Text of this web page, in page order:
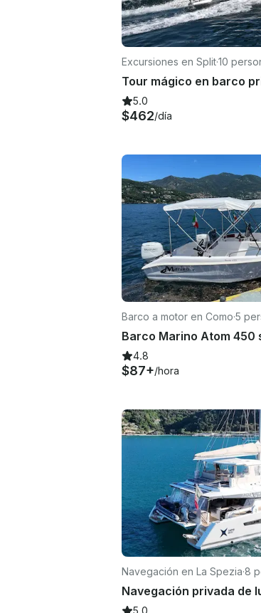
Excursiones en Split·10
Tour mágico en barco
5.0
$462/día
Barco a motor en Como·5
4.8
$87+/hora
Navegación en La Spezia·8
5.0